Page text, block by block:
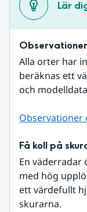
Lär
Alla orter har
beräknas ett
och
Observationer
Få koll på
En väderradar
med hög
ett värdefullt
skurarna.